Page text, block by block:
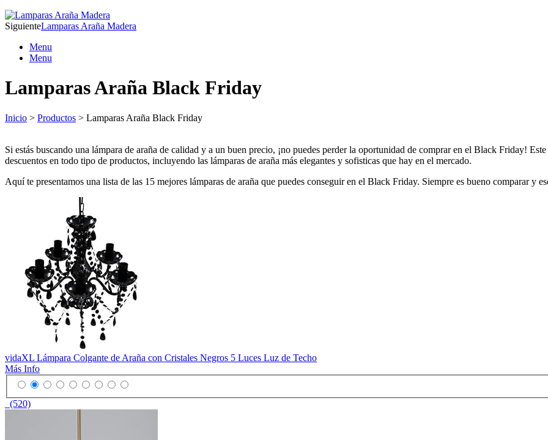
SiguienteLamparas Araña Madera
Menu
Menu
Lamparas Araña Black Friday
Inicio > Productos > Lamparas Araña Black Friday
Si estás buscando una lámpara de araña de calidad y a un buen precio, ¡no puedes perder la oportunidad de comprar en el Black Friday!
descuentos en todo tipo de productos, incluyendo las lámparas de araña más elegantes y sofisticas que hay en el mercado.
Aquí te presentamos una lista de las 15 mejores lámparas de araña que puedes conseguir en el Black Friday. Siempre es bueno comparar y
vidaXL Lámpara Colgante de Araña con Cristales Negros 5 Luces Luz de Techo
Más Info
(520)